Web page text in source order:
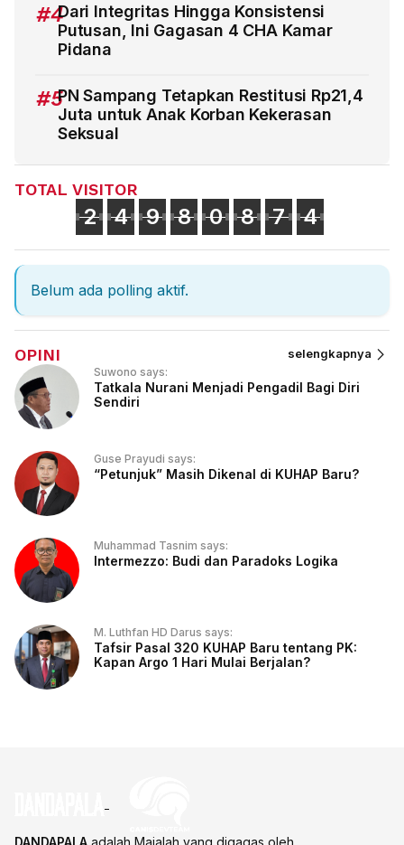
#4Dari Integritas Hingga Konsistensi
Putusan, Ini Gagasan 4 CHA Kamar
Pidana
#5PN Sampang Tetapkan Restitusi Rp21,4
Juta untuk Anak Korban Kekerasan
Seksual
TOTAL VISITOR
2 4 9 8 0 8 7 4
Belum ada polling aktif.
OPINI selengkapnya
Suwono says:
Tatkala Nurani Menjadi Pengadil Bagi Diri
Sendiri
Guse Prayudi says:
“Petunjuk” Masih Dikenal di KUHAP Baru?
Muhammad Tasnim says:
Intermezzo: Budi dan Paradoks Logika
M. Luthfan HD Darus says:
Tafsir Pasal 320 KUHAP Baru tentang PK:
Kapan Argo 1 Hari Mulai Berjalan?
DANDAPALA adalah Majalah yang digagas oleh